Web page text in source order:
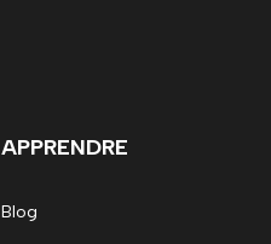
APPRENDRE
Blog